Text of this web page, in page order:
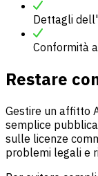
Dettagli
Conformità
Restare
Gestire un affitto
semplice
sulle licenze
problemi legali e